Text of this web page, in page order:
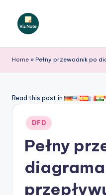
iz
N
t
Home » Pełny przewodnik po
Read this post in:
Posted
in
DFD
Pełny